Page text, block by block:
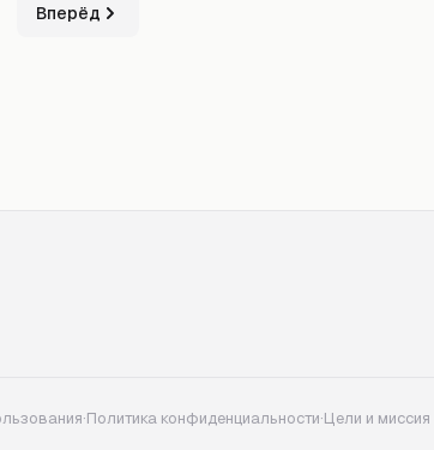
Вперёд
·Политика конфиденциальности·Цели и миссия